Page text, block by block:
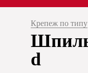
Крепеж по типу
d